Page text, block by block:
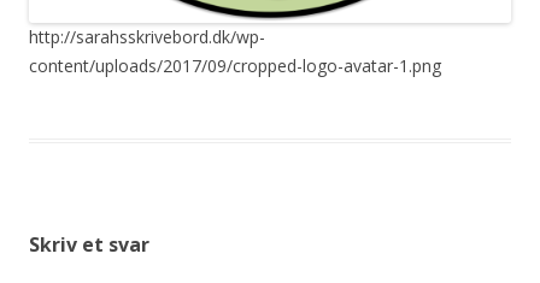
http://sarahsskrivebord.dk/wp-
content/uploads/2017/09/cropped-logo-avatar-1.png
Skriv et svar